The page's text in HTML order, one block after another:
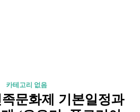
카테고리 없음
문화제 기본일정과